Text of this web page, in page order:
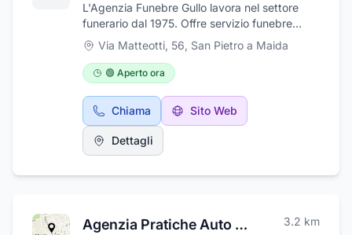
L'Agenzia Funebre Gullo lavora nel settore
funerario dal 1975. Offre servizio funebre
completo e servizio di ambulanza 24 h. Si
avvale di personale cortese e discreto che
garantisce disponibilità notturna e festivi.
Professionalità e rispetto sono le parole chiavi
dell'onoranze funebri Gullo. Offre i propri
servizi 24 ore su 24 con reperibilità 7 giorni su
7. L'impresa, avvalendosi della collaborazione
di personale qualificato e in divisa, propone
ardenti, stampa di pubblicazioni e santini,
L'impresa, inoltre, dispone di numerosi
Via Matteotti, 56, San Pietro a Maida
🟢 Aperto ora
Chiama Sito Web
Dettagli
Agenzia Pratiche Auto Sgro' di Simone Sgrò 3.2 km